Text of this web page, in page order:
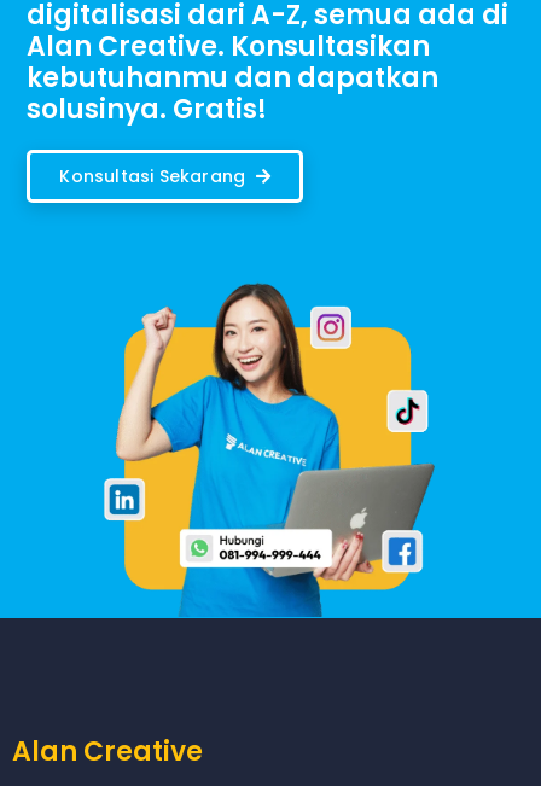
digitalisasi dari A-Z, semua ada di
Alan Creative. Konsultasikan
kebutuhanmu dan dapatkan
solusinya. Gratis!
Konsultasi Sekarang
Alan Creative